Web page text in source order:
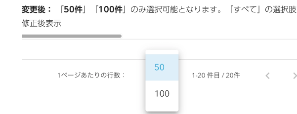
変更後：
50件 100件 」のみ選択可能となります。「すべて」の選択
修正後表示